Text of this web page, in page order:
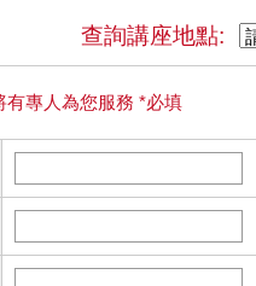
查詢講座地點:
專人為您服務 *必填